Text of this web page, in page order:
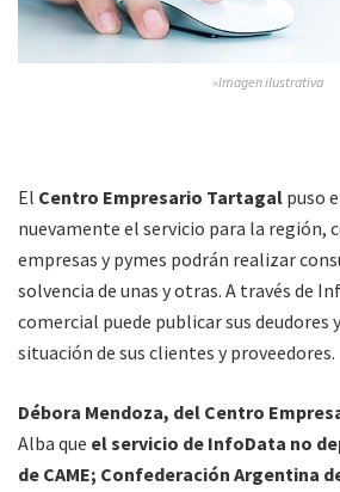
»Imagen ilustrativa
El Centro Empresario Tartagal puso
nuevamente el servicio para la región,
empresas y pymes podrán realizar
solvencia de unas y otras. A través de
comercial puede publicar sus deudores
situación de sus clientes y proveedores.
Débora Mendoza, del Centro
Alba que el servicio de InfoData no
de CAME; Confederación Argentina